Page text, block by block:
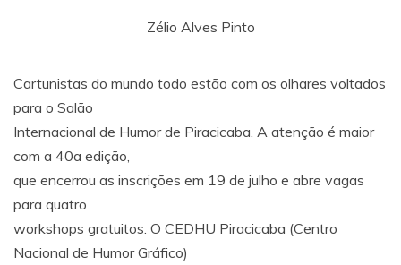
Zélio Alves Pinto
Cartunistas do mundo todo estão com os olhares voltados
para o Salão
Internacional de Humor de Piracicaba. A atenção é maior
com a 40a edição,
que encerrou as inscrições em 19 de julho e abre vagas
para quatro
workshops gratuitos. O CEDHU Piracicaba (Centro
Nacional de Humor Gráfico)